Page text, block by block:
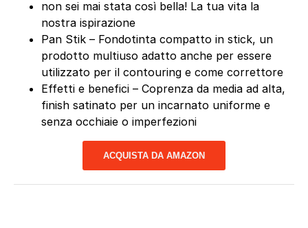
non sei mai stata così bella! La tua vita la
nostra ispirazione
Pan Stik – Fondotinta compatto in stick, un
prodotto multiuso adatto anche per essere
utilizzato per il contouring e come correttore
Effetti e benefici – Coprenza da media ad alta,
finish satinato per un incarnato uniforme e
senza occhiaie o imperfezioni
ACQUISTA DA AMAZON